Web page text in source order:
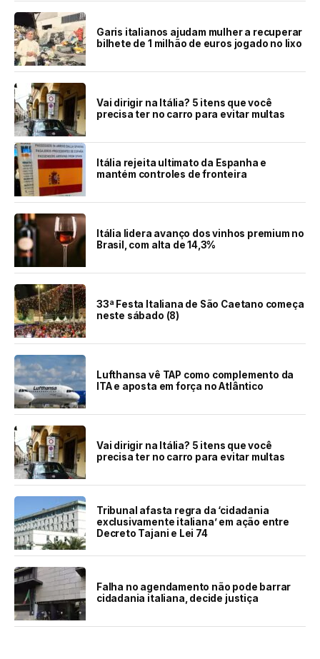
Garis italianos ajudam mulher a recuperar
bilhete de 1 milhão de euros jogado no lixo
Vai dirigir na Itália? 5 itens que você
precisa ter no carro para evitar multas
Itália rejeita ultimato da Espanha e
mantém controles de fronteira
Itália lidera avanço dos vinhos premium no
Brasil, com alta de 14,3%
33ª Festa Italiana de São Caetano começa
neste sábado (8)
Lufthansa vê TAP como complemento da
ITA e aposta em força no Atlântico
Vai dirigir na Itália? 5 itens que você
precisa ter no carro para evitar multas
Tribunal afasta regra da ‘cidadania
exclusivamente italiana’ em ação entre
Decreto Tajani e Lei 74
Falha no agendamento não pode barrar
cidadania italiana, decide justiça